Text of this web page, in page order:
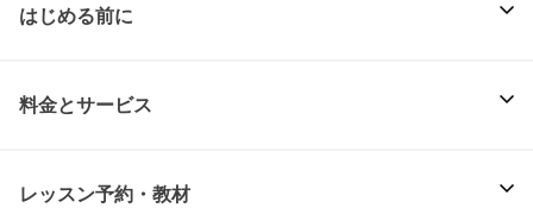
はじめる前に
料金とサービス
レッスン予約・教材